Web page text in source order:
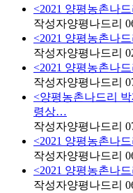
<2021 양평농촌나
작성자양평나드리
<2021 양평농촌나
작성자양평나드리
<2021 양평농촌나
작성자양평나드리
<양평농촌나드리
령상…
작성자양평나드리
<2021 양평농촌나
작성자양평나드리
<2021 양평농촌나
작성자양평나드리